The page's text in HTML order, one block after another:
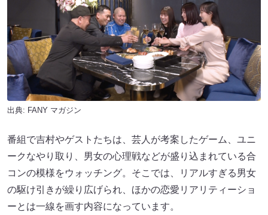
出典: FANY マガジン
番組で吉村やゲストたちは、芸人が考案したゲーム、ユニ
ークなやり取り、男女の心理戦などが盛り込まれている合
コンの模様をウォッチング。そこでは、リアルすぎる男女
の駆け引きが繰り広げられ、ほかの恋愛リアリティーショ
ーとは一線を画す内容になっています。